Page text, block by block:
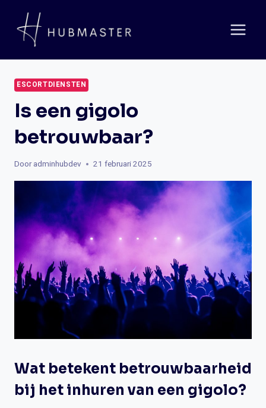
naar
inhoud
ESCORTDIENSTEN
Is een gigolo
betrouwbaar?
Door adminhubdev 21 februari 2025
Wat betekent betrouwbaarheid
bij het inhuren van een gigolo?